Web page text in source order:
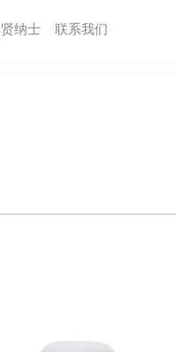
纳⼠ 联系我们